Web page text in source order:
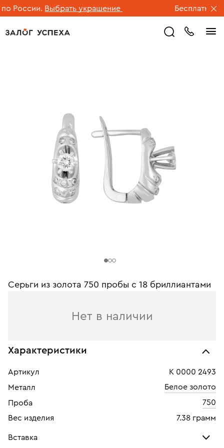
России. Выбрать украшение Бесплатная
Серьги из золота 750 пробы c 18 бриллиантами
Нет в наличии
Характеристики
Артикул
К 0000 2493
Металл
Белое золото
Проба
750
Вес изделия
7.38 грамм
Вставка